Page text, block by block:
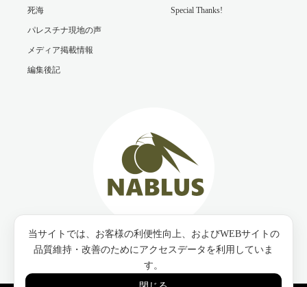
死海
パレスチナ現地の声
メディア掲載情報
編集後記
Special Thanks!
TwitterFacebookInstagram
当サイトでは、お客様の利便性向上、およびWEBサイトの
品質維持・改善のためにアクセスデータを利用していま
す。